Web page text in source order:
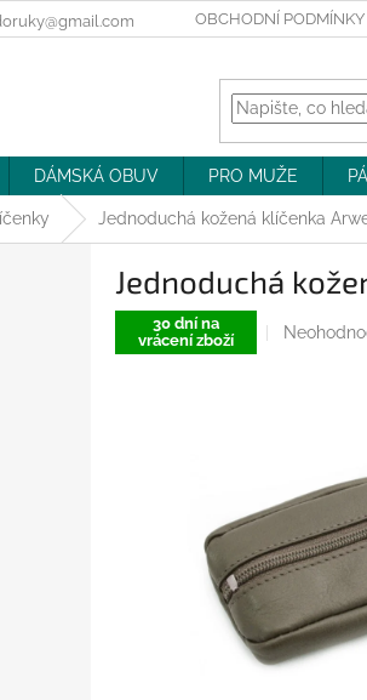
OBCHODNÍ PODMÍNKY
DÁMSKÁ OBUV PRO MUŽE
Jednoduchá kožená klíčenka
Jednoduchá
30 dní na
vrácení zboží
Průměrné
hvězdiček.